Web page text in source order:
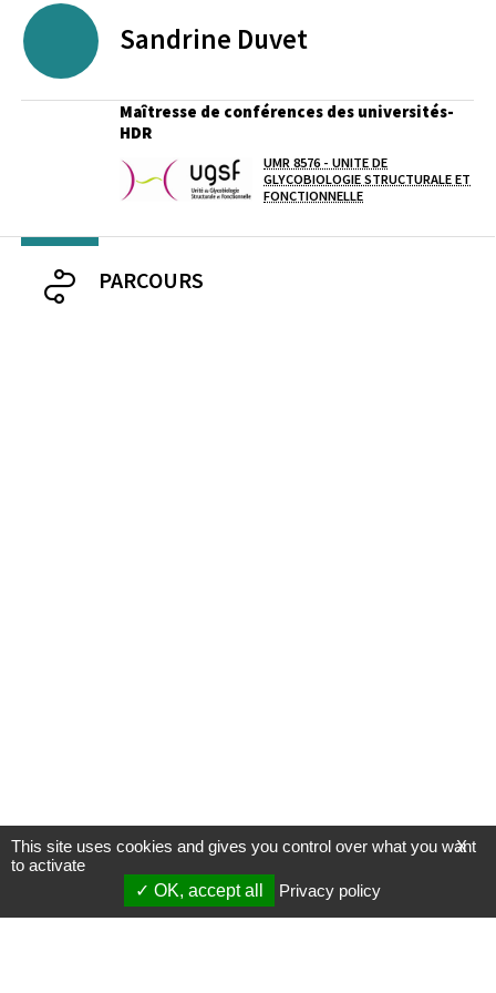
Sandrine Duvet
Maîtresse de conférences des universités-
HDR
Laboratoire / équipe
UMR 8576 - UNITE DE
GLYCOBIOLOGIE STRUCTURALE ET
FONCTIONNELLE
PARCOURS
X
This site uses cookies and gives you control over what you want
to activate
OK, accept all
Privacy policy